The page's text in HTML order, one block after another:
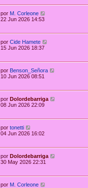
por M. Corleone
22 Jun 2026 14:53
por Cide Hamete
15 Jun 2026 18:37
por Benson_Señora
10 Jun 2026 08:51
por Dolordebarriga
08 Jun 2026 22:09
por tonetti
04 Jun 2026 16:02
por Dolordebarriga
30 May 2026 22:31
por M. Corleone